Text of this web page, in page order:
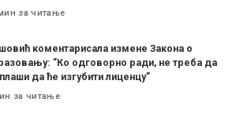
за читање
коментарисала измене Закона о
”Ко одговорно ради, не треба да
да ће изгубити лиценцу”
за читање